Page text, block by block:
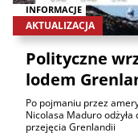
INFORMACJE
AKTUALIZACJA
Polityczne
lodem
Po pojmaniu przez
Nicolasa Maduro
przejęcia Grenlandii